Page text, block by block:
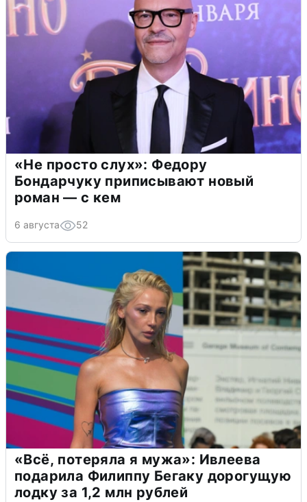
«Не просто слух»: Федору
Бондарчуку приписывают новый
роман — с кем
6 августа 52
«Всё, потеряла я мужа»: Ивлеева
подарила Филиппу Бегаку дорогущую
лодку за 1,2 млн рублей